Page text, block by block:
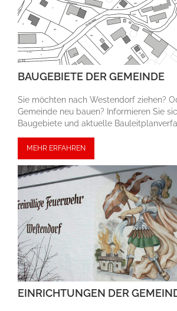
BAUGEBIETE DER GEMEINDE
Sie möchten nach Westendorf ziehen?
Gemeinde neu bauen? Informieren Sie
Bau­gebiete und aktuelle
MEHR ERFAHREN
EINRICHTUNGEN DER